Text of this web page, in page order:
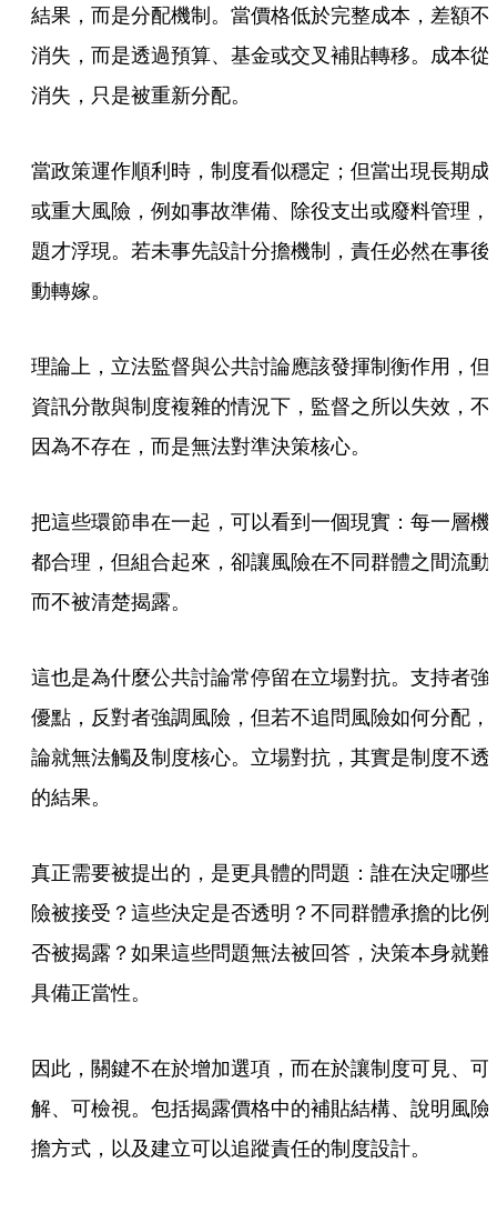
結果，而是分配機制。當價格低於完整成本，差額不
消失，而是透過預算、基金或交叉補貼轉移。成本從
消失，只是被重新分配。
當政策運作順利時，制度看似穩定；但當出現長期成
或重大風險，例如事故準備、除役支出或廢料管理，
題才浮現。若未事先設計分擔機制，責任必然在事後
動轉嫁。
理論上，立法監督與公共討論應該發揮制衡作用，但
資訊分散與制度複雜的情況下，監督之所以失效，不
因為不存在，而是無法對準決策核心。
把這些環節串在一起，可以看到一個現實：每一層機
都合理，但組合起來，卻讓風險在不同群體之間流動
而不被清楚揭露。
這也是為什麼公共討論常停留在立場對抗。支持者強
優點，反對者強調風險，但若不追問風險如何分配，
論就無法觸及制度核心。立場對抗，其實是制度不透
的結果。
真正需要被提出的，是更具體的問題：誰在決定哪些
險被接受？這些決定是否透明？不同群體承擔的比例
否被揭露？如果這些問題無法被回答，決策本身就難
具備正當性。
因此，關鍵不在於增加選項，而在於讓制度可見、可
解、可檢視。包括揭露價格中的補貼結構、說明風險
擔方式，以及建立可以追蹤責任的制度設計。